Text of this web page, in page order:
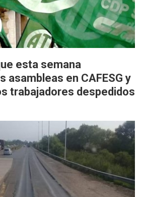
esta semana
asambleas en CAFESG y
trabajadores despedidos